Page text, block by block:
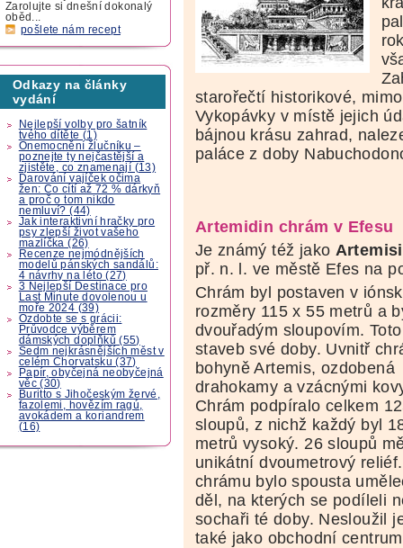
Zarolujte si dnešní dokonalý
oběd...
pošlete nám recept
Odkazy na články
vydání
Nejlepší volby pro šatník
tvého dítěte (1)
Onemocnění žlučníku –
poznejte ty nejčastější a
zjistěte, co znamenají (13)
Darování vajíček očima
žen: Co cítí až 72 % dárkyň
a proč o tom nikdo
nemluví? (44)
Jak interaktivní hračky pro
psy zlepší život vašeho
mazlíčka (26)
Recenze nejmódnějších
modelů pánských sandálů:
4 návrhy na léto (27)
3 Nejlepší Destinace pro
Last Minute dovolenou u
moře 2024 (39)
Ozdobte se s grácii:
Průvodce výběrem
dámských doplňků (55)
Sedm nejkrásnějších měst v
celém Chorvatsku (37)
Papír, obyčejná neobyčejná
věc (30)
Buritto s Jihočeským žervé,
fazolemi, hovězím ragú,
avokádem a koriandrem
(16)
starořečtí historikové,
Vykopávky v místě jejich
bájnou krásu zahrad,
paláce z doby
Artemidin chrám v Efesu
Je známý též jako
př. n. l. ve městě Efes na
Chrám byl postaven v
rozměry 115 x 55 metrů a
dvouřadým sloupovím.
staveb své doby. Uvnitř
bohyně Artemis, ozdobená
drahokamy a vzácnými
Chrám podpíralo celkem
sloupů, z nichž každý byl
metrů vysoký. 26 sloupů
unikátní dvoumetrový
chrámu bylo spousta
děl, na kterých se podíleli
sochaři té doby. Nesloužil
také jako obchodní